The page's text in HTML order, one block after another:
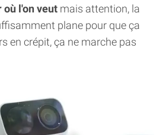
où l'on veut mais attention, la
plane pour que ça
en crépit, ça ne marche pas